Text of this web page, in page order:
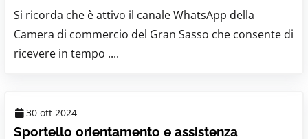
Si ricorda che è attivo il canale WhatsApp della
Camera di commercio del Gran Sasso che consente di
ricevere in tempo ....
30 ott 2024
Sportello orientamento e assistenza